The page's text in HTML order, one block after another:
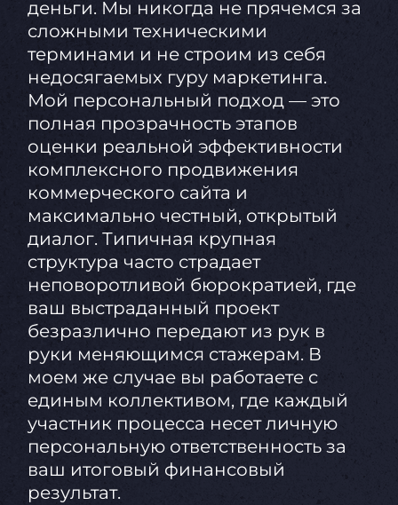
деньги. Мы никогда не прячемся за
сложными техническими
терминами и не строим из себя
недосягаемых гуру маркетинга.
Мой персональный подход — это
полная прозрачность этапов
оценки реальной эффективности
комплексного продвижения
коммерческого сайта и
максимально честный, открытый
диалог. Типичная крупная
структура часто страдает
неповоротливой бюрократией, где
ваш выстраданный проект
безразлично передают из рук в
руки меняющимся стажерам. В
моем же случае вы работаете с
единым коллективом, где каждый
участник процесса несет личную
персональную ответственность за
ваш итоговый финансовый
результат.